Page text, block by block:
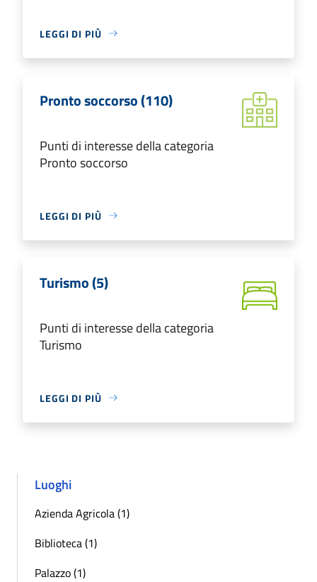
LEGGI DI PIÙ
Pronto soccorso (110)
Punti di interesse della categoria
Pronto soccorso
LEGGI DI PIÙ
Turismo (5)
Punti di interesse della categoria
Turismo
LEGGI DI PIÙ
Luoghi
Azienda Agricola (1)
Biblioteca (1)
Palazzo (1)